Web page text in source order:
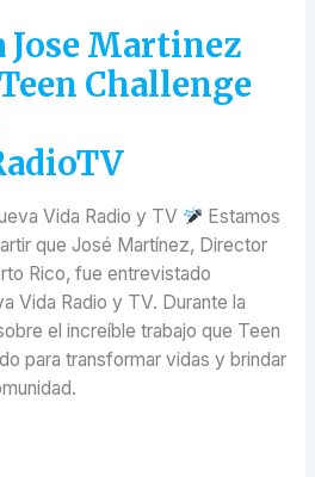
Jose Martinez
Challenge
Vida Radio y TV
Estamos
que José Martínez, Director
Rico, fue entrevistado
Vida Radio y TV. Durante la
el increíble trabajo que Teen
para transformar vidas y brindar